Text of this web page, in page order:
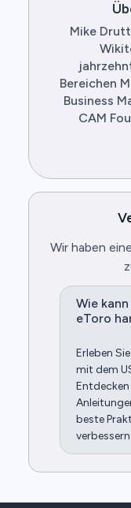
Mike
Bereichen
Business
CAM
Wir haben
Wie
eToro
Erleben
mit dem
beste
verbessern.